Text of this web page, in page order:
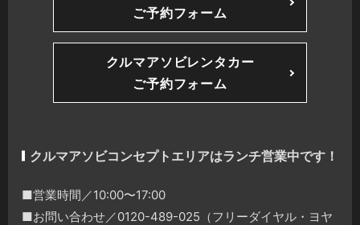
ご予約フォーム
クルマアソビレンタカー
ご予約フォーム
クルマアソビコンセプトエリアはランチ営業中です！
■営業時間／10:00〜17:00
■お問い合わせ／0120-489-025（フリーダイヤル・ヨヤ